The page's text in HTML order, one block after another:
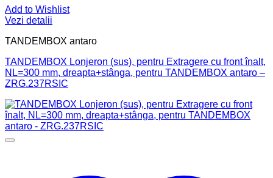
Add to Wishlist
Vezi detalii
TANDEMBOX antaro
TANDEMBOX Lonjeron (sus), pentru Extragere cu front înalt,
NL=300 mm, dreapta+stânga, pentru TANDEMBOX antaro –
ZRG.237RSIC